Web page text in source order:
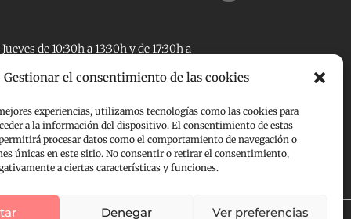
Gestionar el consentimiento de las cookies
experiencias, utilizamos tecnologías como las cookies para
a la información del dispositivo. El consentimiento de estas
procesar datos como el comportamiento de navegación o
únicas en este sitio. No consentir o retirar el consentimiento,
a ciertas características y funciones.
Denegar Ver preferencias
de 10:30h a 13:30h y de 17:30h a
11h a 13:30h.